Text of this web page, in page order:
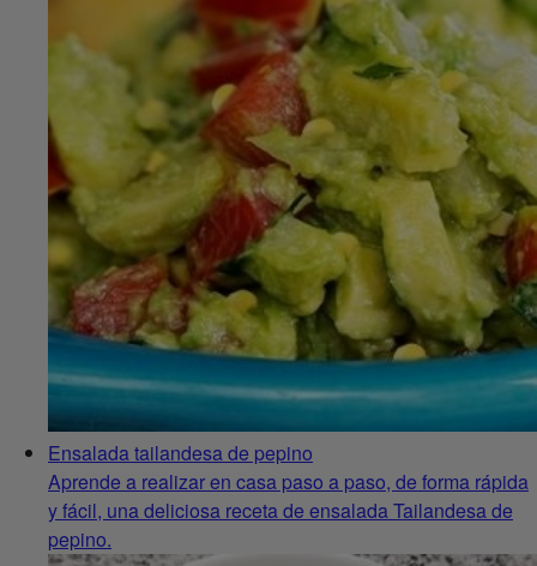
Ensalada tailandesa de pepino
Aprende a realizar en casa paso a paso, de forma rápida
y fácil, una deliciosa receta de ensalada Tailandesa de
pepino.